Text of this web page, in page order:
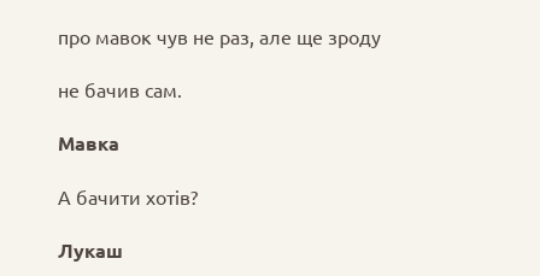
про мавок чув не раз, але ще зроду
не бачив сам.
Мавка
А бачити хотів?
Лукаш